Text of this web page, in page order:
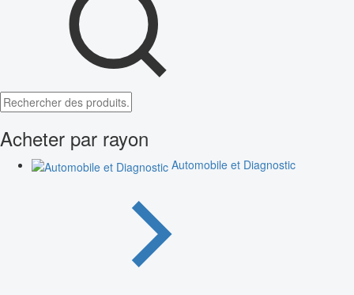
Acheter par rayon
Automobile et Diagnostic